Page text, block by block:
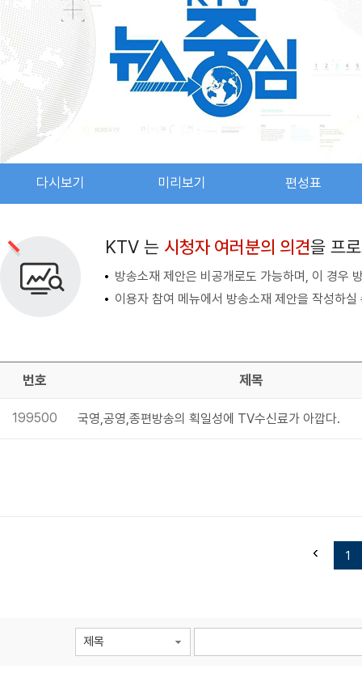
다시보기 미리보기 편성표
KTV 는 시청자 여러분의 의견을 프
방송소재 제안은 비공개로도 가능하며, 이 경우
이용자 참여 메뉴에서 방송소재 제안을 작성하실
번호 제목
199500 국영,공영,종편방송의 획일성에 TV수신료가 아깝다.
1
검색 조건
제목
검색어 입력
검색